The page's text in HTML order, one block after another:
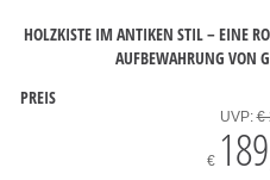
HOLZKISTE IM ANTIKEN STIL – EINE
AUFBEWAHRUNG VON
PREIS
UVP:€
€